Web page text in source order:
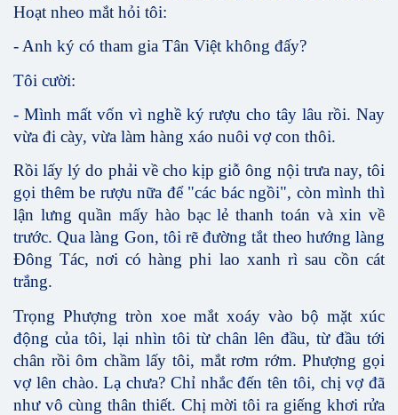
Hoạt nheo mắt hỏi tôi:
- Anh ký có tham gia Tân Việt không đấy?
Tôi cười:
- Mình mất vốn vì nghề ký rượu cho tây lâu rồi. Nay
vừa đi cày, vừa làm hàng xáo nuôi vợ con thôi.
Rồi lấy lý do phải về cho kịp giỗ ông nội trưa nay, tôi
gọi thêm be rượu nữa để "các bác ngồi", còn mình thì
lận lưng quần mấy hào bạc lẻ thanh toán và xin về
trước. Qua làng Gon, tôi rẽ đường tắt theo hướng làng
Đông Tác, nơi có hàng phi lao xanh rì sau cồn cát
trắng.
Trọng Phượng tròn xoe mắt xoáy vào bộ mặt xúc
động của tôi, lại nhìn tôi từ chân lên đầu, từ đầu tới
chân rồi ôm chầm lấy tôi, mắt rơm rớm. Phượng gọi
vợ lên chào. Lạ chưa? Chỉ nhắc đến tên tôi, chị vợ đã
như vô cùng thân thiết. Chị mời tôi ra giếng khơi rửa